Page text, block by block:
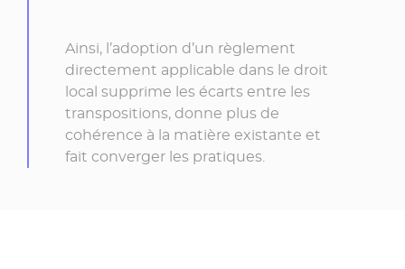
Ainsi, l’adoption d’un règlement
directement applicable dans le droit
local supprime les écarts entre les
transpositions, donne plus de
cohérence à la matière existante et
fait converger les pratiques.